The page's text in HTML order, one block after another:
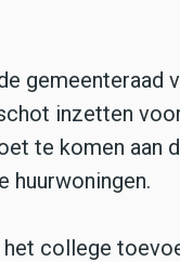
gemeenteraad
inzetten
te komen aan
huurwoningen.
college